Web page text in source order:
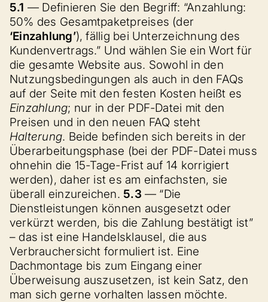
5.1 — Definieren Sie den Begriff: “Anzahlung:
50% des Gesamtpaketpreises (der
‘Einzahlung’), fällig bei Unterzeichnung des
Kundenvertrags.” Und wählen Sie ein Wort für
die gesamte Website aus. Sowohl in den
Nutzungsbedingungen als auch in den FAQs
auf der Seite mit den festen Kosten heißt es
Einzahlung; nur in der PDF-Datei mit den
Preisen und in den neuen FAQ steht
Halterung. Beide befinden sich bereits in der
Überarbeitungsphase (bei der PDF-Datei muss
ohnehin die 15-Tage-Frist auf 14 korrigiert
werden), daher ist es am einfachsten, sie
überall einzureichen. 5.3 — “Die
Dienstleistungen können ausgesetzt oder
verkürzt werden, bis die Zahlung bestätigt ist”
– das ist eine Handelsklausel, die aus
Verbrauchersicht formuliert ist. Eine
Dachmontage bis zum Eingang einer
Überweisung auszusetzen, ist kein Satz, den
man sich gerne vorhalten lassen möchte.